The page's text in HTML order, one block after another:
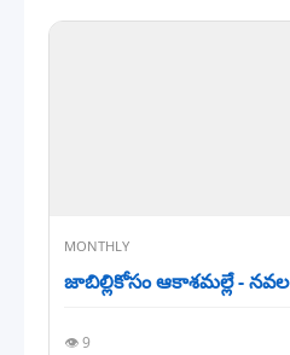
MONTHLY
జాబిల్లికోసం ఆకాశమల్లే - నవల
👁️ 9